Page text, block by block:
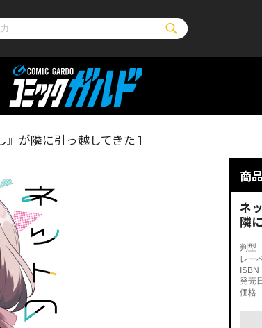
の他
クエッセイ
OVERLAP STORE
オーバーラップ広報室
オーバーラップノベルスf ロサージュノベルス
ーレ
が隣に引っ越してきた 1
商
ネ
隣
判型
レー
ISBN
発売日
価格